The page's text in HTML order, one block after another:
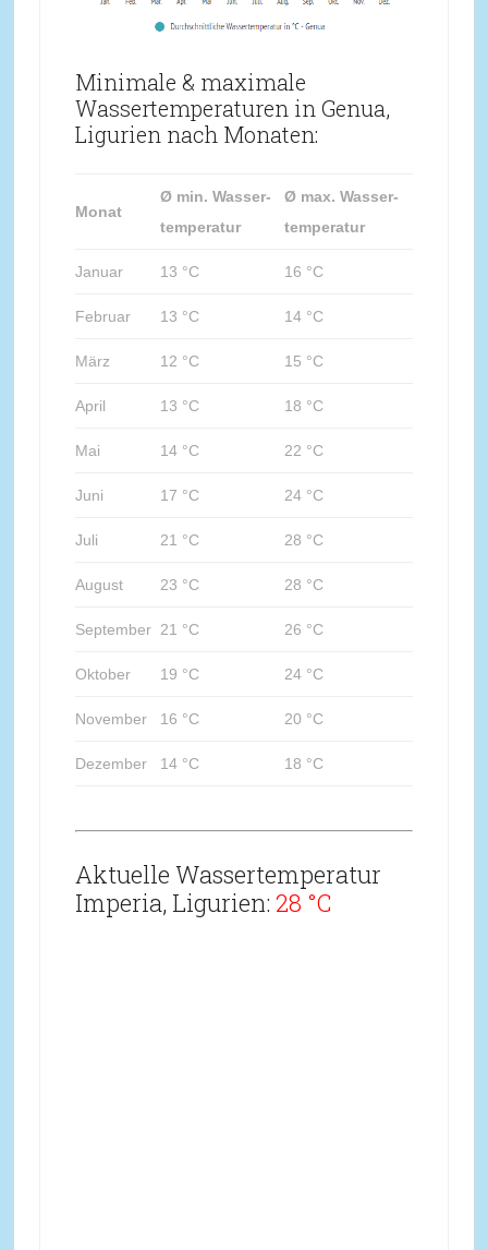
Minimale & maximale
Wassertemperaturen in Genua,
Ligurien nach Monaten:
Monat
Ø min. Wasser-
temperatur
Ø max. Wasser-
temperatur
Januar 13 °C 16 °C
Februar 13 °C 14 °C
März 12 °C 15 °C
April 13 °C 18 °C
Mai 14 °C 22 °C
Juni 17 °C 24 °C
Juli 21 °C 28 °C
August 23 °C 28 °C
September 21 °C 26 °C
Oktober 19 °C 24 °C
November 16 °C 20 °C
Dezember 14 °C 18 °C
Aktuelle Wassertemperatur
Imperia, Ligurien: 28 °C